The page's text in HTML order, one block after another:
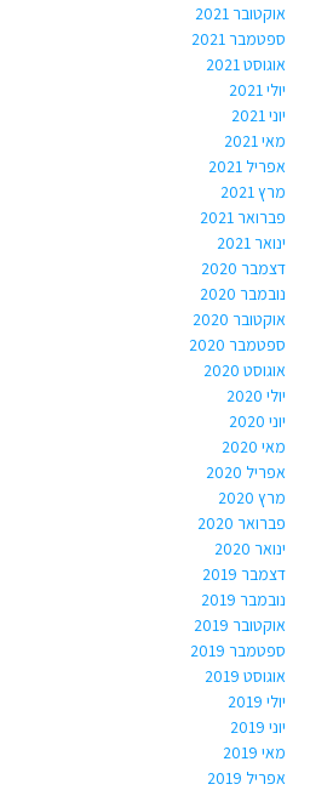
אוקטובר 2021
ספטמבר 2021
אוגוסט 2021
יולי 2021
יוני 2021
מאי 2021
אפריל 2021
מרץ 2021
פברואר 2021
ינואר 2021
דצמבר 2020
נובמבר 2020
אוקטובר 2020
ספטמבר 2020
אוגוסט 2020
יולי 2020
יוני 2020
מאי 2020
אפריל 2020
מרץ 2020
פברואר 2020
ינואר 2020
דצמבר 2019
נובמבר 2019
אוקטובר 2019
ספטמבר 2019
אוגוסט 2019
יולי 2019
יוני 2019
מאי 2019
אפריל 2019